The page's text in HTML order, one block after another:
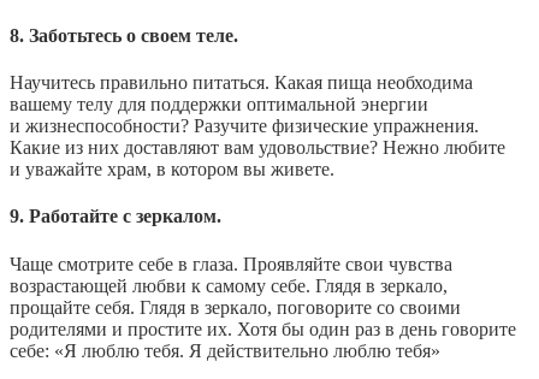
8. Заботьтесь о своем теле.
Научитесь правильно питаться. Какая пища необходима
вашему телу для поддержки оптимальной энергии
и жизнеспособности? Разучите физические упражнения.
Какие из них доставляют вам удовольствие? Нежно любите
и уважайте храм, в котором вы живете.
9. Работайте с зеркалом.
Чаще смотрите себе в глаза. Проявляйте свои чувства
возрастающей любви к самому себе. Глядя в зеркало,
прощайте себя. Глядя в зеркало, поговорите со своими
родителями и простите их. Хотя бы один раз в день говорите
себе: «Я люблю тебя. Я действительно люблю тебя»